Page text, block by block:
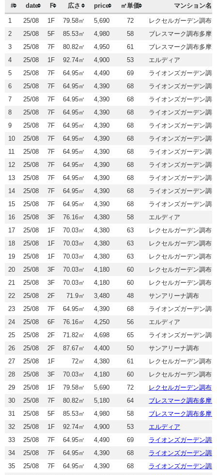
# date F 広さ price ㎡単価 マンション名
1 25/08 1F 79.58㎡ 5,690 72 レクセルガーデン調布
2 25/08 5F 85.53㎡ 4,980 58 ブレスマーク調布多摩
3 25/08 7F 80.82㎡ 4,950 61 ブレスマーク調布多摩
4 25/08 1F 92.74㎡ 4,900 53 エルディア
5 25/08 7F 64.95㎡ 4,490 69 ライオンズガーデン調
6 25/08 7F 64.95㎡ 4,390 68 ライオンズガーデン調
7 25/08 7F 64.95㎡ 4,390 68 ライオンズガーデン調
8 25/08 7F 64.95㎡ 4,390 68 ライオンズガーデン調
9 25/08 7F 64.95㎡ 4,390 68 ライオンズガーデン調
10 25/08 7F 64.95㎡ 4,390 68 ライオンズガーデン調
11 25/08 7F 64.95㎡ 4,390 68 ライオンズガーデン調
12 25/08 7F 64.95㎡ 4,390 68 ライオンズガーデン調
13 25/08 7F 64.95㎡ 4,390 68 ライオンズガーデン調
14 25/08 7F 64.95㎡ 4,390 68 ライオンズガーデン調
15 25/08 7F 64.95㎡ 4,390 68 ライオンズガーデン調
16 25/08 3F 76.16㎡ 4,380 58 エルディア
17 25/08 1F 70.03㎡ 4,380 63 レクセルガーデン調布
18 25/08 1F 70.03㎡ 4,380 63 レクセルガーデン調布
19 25/08 1F 70.03㎡ 4,380 63 レクセルガーデン調布
20 25/08 3F 70.03㎡ 4,180 60 レクセルガーデン調布
21 25/08 3F 70.03㎡ 4,180 60 レクセルガーデン調布
22 25/08 2F 71.9㎡ 3,480 48 サンアリーナ調布
23 25/08 7F 64.95㎡ 4,390 68 ライオンズガーデン調
24 25/08 6F 76.16㎡ 4,250 56 エルディア
25 25/08 2F 71.82㎡ 4,698 65 ライオンズガーデン調
26 25/08 2F 87.67㎡ 4,400 50 サンアリーナ調布
27 25/08 1F 72㎡ 4,380 61 レクセルガーデン調布
28 25/08 3F 70.03㎡ 4,180 60 レクセルガーデン調布
29 25/08 1F 79.58㎡ 5,690 72 レクセルガーデン調布
30 25/08 7F 80.82㎡ 5,180 64 ブレスマーク調布多摩
31 25/08 5F 85.53㎡ 4,980 58 ブレスマーク調布多摩
32 25/08 1F 92.74㎡ 4,900 53 エルディア
33 25/08 7F 64.95㎡ 4,490 69 ライオンズガーデン調
34 25/08 7F 64.95㎡ 4,390 68 ライオンズガーデン調
35 25/08 7F 64.95㎡ 4,390 68 ライオンズガーデン調